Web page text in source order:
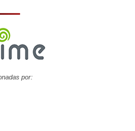
por: